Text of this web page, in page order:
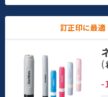
訂正印に最
(
-